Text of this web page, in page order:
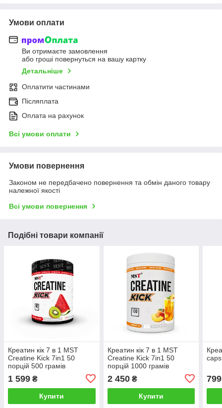
Умови оплати
Ви отримаєте замовлення
або гроші повернуться на вашу картку
Детальніше
Оплатити частинами
Післяплата
Оплата на рахунок
Всі умови оплати
Умови повернення
Законом не передбачено повернення та обмін даного товару
належної якості
Всі умови повернення
Подібні товари компанії
Креатин кік 7 в 1 MST
Creatine Kick 7in1 50
порцій 500 грамів
1 599 ₴
Купити
Креатин кік 7 в 1 MST
Creatine Kick 7in1 50
порцій 1000 грамів
2 450₴
Купити
caps
799